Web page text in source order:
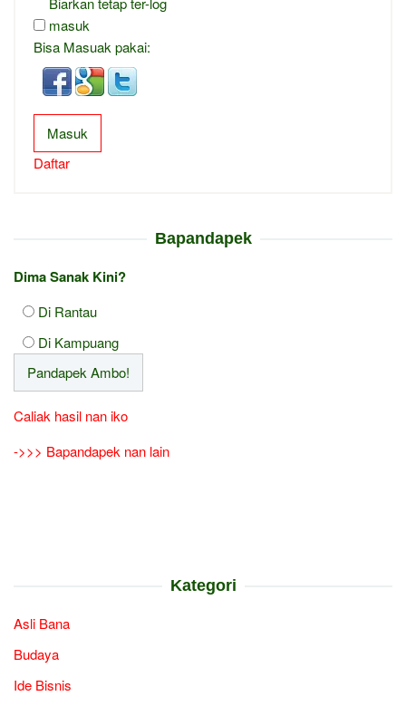
masuk
Bisa Masuak pakai:
Masuk
Daftar
Bapandapek
Dima Sanak Kini?
Di Rantau
Di Kampuang
Caliak hasil nan iko
->>> Bapandapek nan lain
Kategori
Asli Bana
Budaya
Ide Bisnis